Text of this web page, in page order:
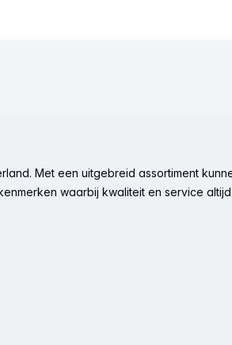
Met een uitgebreid assortiment
waarbij kwaliteit en service